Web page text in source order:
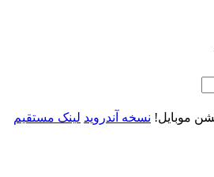
نسخه آندروید لینک مستقیم